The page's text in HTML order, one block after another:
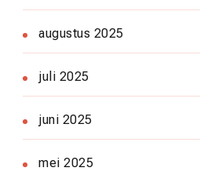
augustus 2025
juli 2025
juni 2025
mei 2025